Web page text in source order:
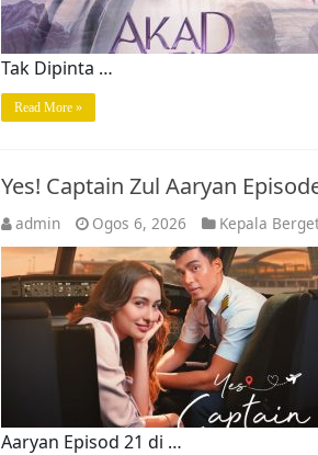
Tak Dipinta …
Read More »
Yes! Captain Zul Aaryan
admin Ogos 6, 2026 Kepala
Aaryan Episod 21 di …